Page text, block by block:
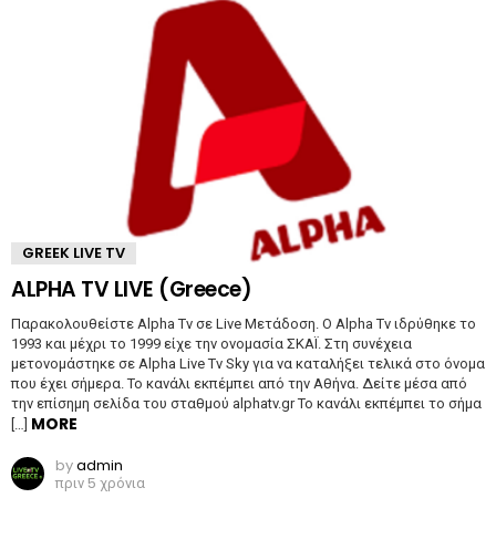
GREEK LIVE TV
ALPHA TV LIVE (Greece)
Παρακολουθείστε Alpha Tv σε Live Μετάδοση. O Alpha Tv ιδρύθηκε το
1993 και μέχρι το 1999 είχε την ονομασία ΣΚΑΪ. Στη συνέχεια
μετονομάστηκε σε Alpha Live Tv Sky για να καταλήξει τελικά στο όνομα
που έχει σήμερα. Το κανάλι εκπέμπει από την Αθήνα. Δείτε μέσα από
την επίσημη σελίδα του σταθμού alphatv.gr Το κανάλι εκπέμπει το σήμα
[…] MORE
byadmin
πριν 5 χρόνια